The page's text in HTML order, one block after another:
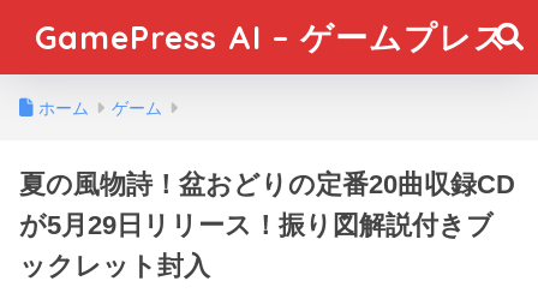
GamePress AI – ゲームプレス
ホーム ゲーム
夏の風物詩！盆おどりの定番20曲収録CD
が5月29日リリース！振り図解説付きブ
ックレット封入